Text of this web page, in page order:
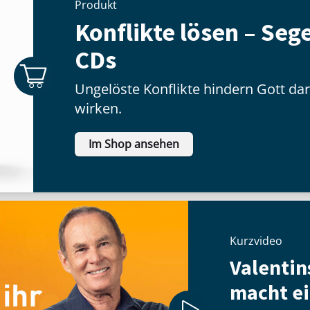
Produkt
Konflikte lösen –
CDs
Ungelöste Konflikte hindern Gott
wirken.
Im Shop ansehen
Kurzvideo
macht